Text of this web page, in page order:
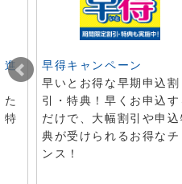
進
特
早得キャンペーン
早いとお得な早期申込割
引・特典！早くお申込す
だけで、大幅割引や申込
典が受けられるお得なチ
ンス！